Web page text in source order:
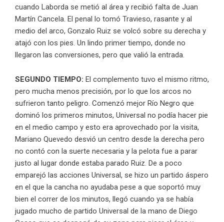
cuando Laborda se metió al área y recibió falta de Juan
Martín Cancela. El penal lo tomó Travieso, rasante y al
medio del arco, Gonzalo Ruiz se volcó sobre su derecha y
atajó con los pies. Un lindo primer tiempo, donde no
llegaron las conversiones, pero que valió la entrada.
SEGUNDO TIEMPO: El complemento tuvo el mismo ritmo,
pero mucha menos precisión, por lo que los arcos no
sufrieron tanto peligro. Comenzó mejor Río Negro que
dominó los primeros minutos, Universal no podía hacer pie
en el medio campo y esto era aprovechado por la visita,
Mariano Quevedo desvió un centro desde la derecha pero
no contó con la suerte necesaria y la pelota fue a parar
justo al lugar donde estaba parado Ruiz. De a poco
emparejó las acciones Universal, se hizo un partido áspero
en el que la cancha no ayudaba pese a que soportó muy
bien el correr de los minutos, llegó cuando ya se había
jugado mucho de partido Universal de la mano de Diego